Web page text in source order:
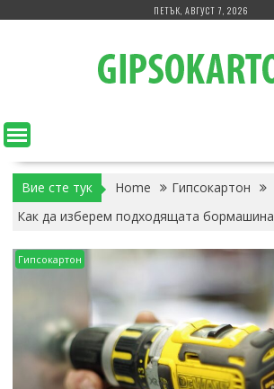
ПЕТЪК, АВГУСТ 7, 2026
Вие сте тук Home
Гипсокартон
Как да изберем подходящата бормашина
Гипсокартон